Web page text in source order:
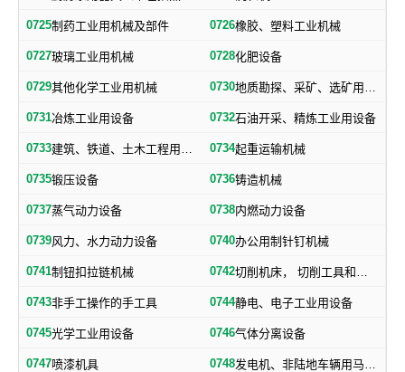
0725制药工业用机械及部件 0726橡胶、塑料工业机械
0727玻璃工业用机械 0728化肥设备
0729其他化学工业用机械 0730 地质勘探、采矿、选矿用机械
0731冶炼工业用设备 0732石油开采、精炼工业用设备
0733 建筑、铁道、土木工程用机械 0734起重运输机械
0735锻压设备 0736铸造机械
0737蒸气动力设备 0738内燃动力设备
0739风力、水力动力设备 0740办公用制针钉机械
0741制钮扣拉链机械 0742 切削机床， 切削工具和其他金属加工机械
0743非手工操作的手工具 0744静电、电子工业用设备
0745光学工业用设备 0746气体分离设备
0747喷漆机具 0748 发电机、非陆地车辆用马达和引擎及其零部件